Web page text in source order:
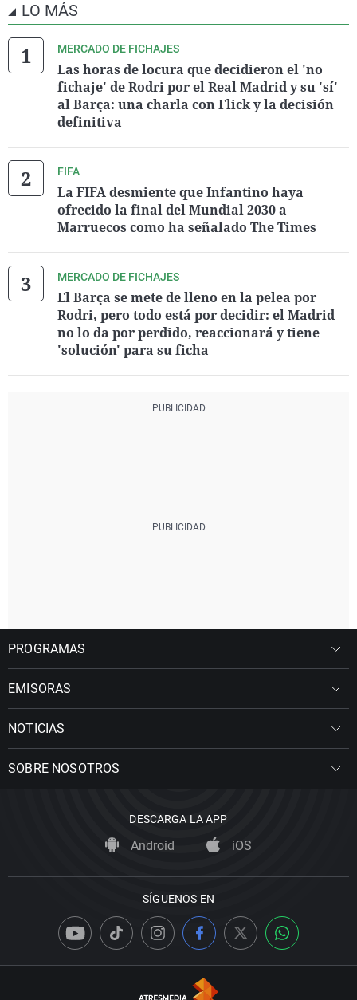
LO MÁS
MERCADO DE FICHAJES
Las horas de locura que decidieron el 'no
fichaje' de Rodri por el Real Madrid y su 'sí'
al Barça: una charla con Flick y la decisión
definitiva
FIFA
La FIFA desmiente que Infantino haya
ofrecido la final del Mundial 2030 a
Marruecos como ha señalado The Times
MERCADO DE FICHAJES
El Barça se mete de lleno en la pelea por
Rodri, pero todo está por decidir: el Madrid
no lo da por perdido, reaccionará y tiene
'solución' para su ficha
PROGRAMAS
EMISORAS
NOTICIAS
SOBRE NOSOTROS
DESCARGA LA APP
Android iOS
SÍGUENOS EN